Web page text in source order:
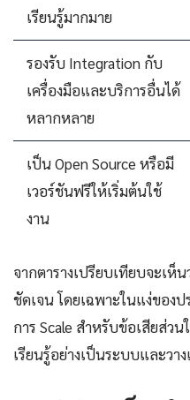
เรียนรู้มากมาย
รองรับ Integration กับ
เครื่องมือและบริการอื่นได้
หลากหลาย
เป็น Open Source หรือมี
เวอร์ชันฟรีให้เริ่มต้นใช้
งาน
จากตารางเปรียบเทียบจะเห็
ชัดเจน โดยเฉพาะในแง่ของ
การ Scale สำหรับข้อเสียส่ว
เรียนรู้อย่างเป็นระบบและว